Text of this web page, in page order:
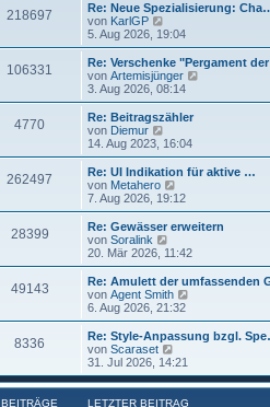
218697
Re: Neue Spezialisierung:
von KarlGP
e
u
e
s
t
r
B
e
i
r
a
g
5. Aug 2026, 19:04
106331
Re: Verschenke "Pergament
von Artemisjünger
u
B
r
3. Aug 2026, 08:14
4770
Re: Beitragszähler
von Diemur
e
u
e
s
t
B
e
i
r
a
g
14. Aug 2023, 16:04
262497
Re: UI Indikation für aktive …
von Metahero
e
u
e
t
B
e
i
r
g
7. Aug 2026, 19:12
28399
Re: Gewässer erweitern
von Soralink
e
u
e
s
t
B
e
i
t
20. Mär 2026, 11:42
49143
Re: Amulett der umfassenden
von Agent Smith
u
e
r
6. Aug 2026, 21:32
8336
Re: Style-Anpassung bzgl.
von Scaraset
e
u
e
s
31. Jul 2026, 14:21
BEITRÄGE LETZTER BEITRAG